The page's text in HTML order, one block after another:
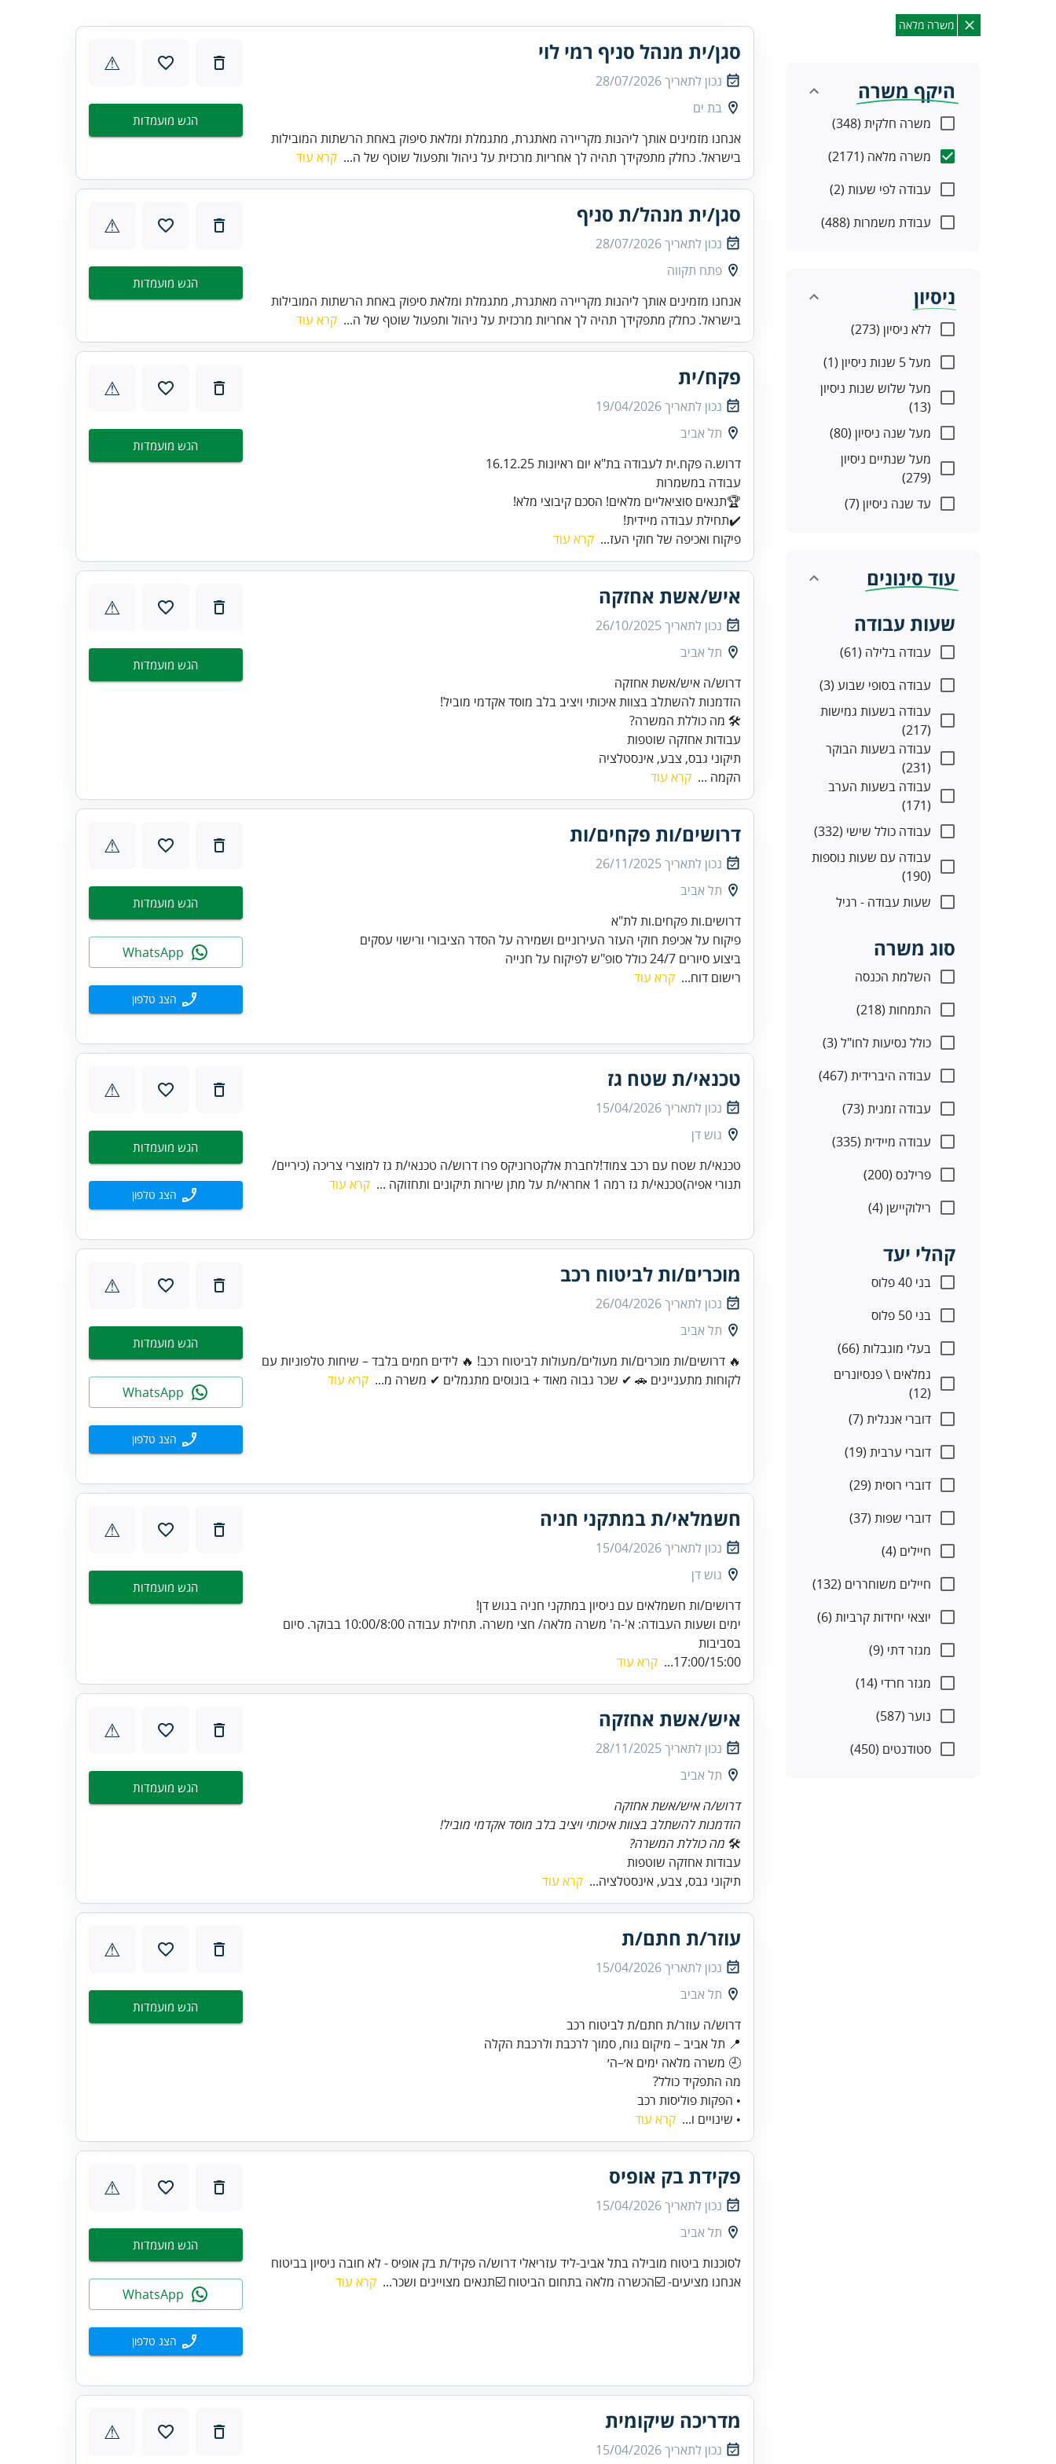
משרה מלאה
היקף משרה
משרה חלקית (348)
משרה מלאה (2171)
עבודה לפי שעות (2)
עבודת משמרות (488)
ניסיון
ללא ניסיון (273)
מעל 5 שנות ניסיון (1)
מעל שלוש שנות ניסיון
(13)
מעל שנה ניסיון (80)
מעל שנתיים ניסיון
(279)
עד שנה ניסיון (7)
עוד סינונים
שעות עבודה
עבודה בלילה (61)
עבודה בסופי שבוע (3)
עבודה בשעות גמישות
(217)
עבודה בשעות הבוקר
(231)
עבודה בשעות הערב
(171)
עבודה כולל שישי (332)
עבודה עם שעות נוספות
(190)
שעות עבודה - רגיל
סוג משרה
השלמת הכנסה
התמחות (218)
כולל נסיעות לחו"ל (3)
עבודה היברידית (467)
עבודה זמנית (73)
עבודה מיידית (335)
פרילנס (200)
רילוקיישן (4)
קהלי יעד
בני 40 פלוס
בני 50 פלוס
בעלי מוגבלות (66)
גמלאים \ פנסיונרים
(12)
דוברי אנגלית (7)
דוברי ערבית (19)
דוברי רוסית (29)
דוברי שפות (37)
חיילים (4)
חיילים משוחררים (132)
יוצאי יחידות קרביות (6)
מגזר דתי (9)
מגזר חרדי (14)
נוער (587)
סטודנטים (450)
סגן/ית מנהל סניף רמי לוי
נכון לתאריך28/07/2026
בת ים
אנחנו מזמינים אותך ליהנות מקריירה מאתגרת, מתגמלת ומלאת סיפוק באחת הרשתות המובילות
בישראל. כחלק מתפקידך תהיה לך אחריות מרכזית על ניהול ותפעול שוטף של ה... קרא עוד
⚠
הגש מועמדות
סגן/ית מנהל/ת סניף
נכון לתאריך28/07/2026
פתח תקווה
אנחנו מזמינים אותך ליהנות מקריירה מאתגרת, מתגמלת ומלאת סיפוק באחת הרשתות המובילות
בישראל. כחלק מתפקידך תהיה לך אחריות מרכזית על ניהול ותפעול שוטף של ה... קרא עוד
⚠
הגש מועמדות
פקח/ית
נכון לתאריך19/04/2026
תל אביב
✔️תחילת עבודה מיידית!
פיקוח ואכיפה של חוקי העז... קרא עוד
⚠
הגש מועמדות
איש/אשת אחזקה
נכון לתאריך26/10/2025
תל אביב
הזדמנות להשתלב בצוות איכותי ויציב בלב מוסד אקדמי מוביל!
תיקוני גבס, צבע, אינסטלציה
הקמה ... קרא עוד
⚠
הגש מועמדות
דרושים/ות פקחים/ות
נכון לתאריך26/11/2025
תל אביב
ביצוע סיורים 24/7 כולל סופ"ש לפיקוח על חנייה
רישום דוח... קרא עוד
⚠
הגש מועמדות
הצג טלפון
טכנאי/ת שטח גז
נכון לתאריך15/04/2026
גוש דן
טכנאי/ת שטח עם רכב צמוד!לחברת אלקטרוניקס פרו דרוש/ה טכנאי/ת גז למוצרי צריכה (כיריים/
תנורי אפיה)טכנאי/ת גז רמה 1 אחראי/ת על מתן שירות תיקונים ותחזוקה ...
קרא עוד
⚠
הגש מועמדות
הצג טלפון
מוכרים/ות לביטוח רכב
נכון לתאריך26/04/2026
תל אביב
🔥 דרושים/ות מוכרים/ות מעולים/מעולות לביטוח רכב! 🔥 לידים חמים בלבד – שיחות טלפוניות עם
לקוחות מתעניינים 🚗 ✔ שכר גבוה מאוד + בונוסים מתגמלים ✔ משרה מ... קרא עוד
⚠
הגש מועמדות
הצג טלפון
חשמלאי/ת במתקני חניה
נכון לתאריך15/04/2026
גוש דן
דרושים/ות חשמלאים עם ניסיון במתקני חניה בגוש דן!
ימים ושעות העבודה: א'-ה' משרה מלאה/ חצי משרה. תחילת עבודה 10:00/8:00 בבוקר. סיום
בסביבות
17:00/15:00...
קרא עוד
⚠
הגש מועמדות
איש/אשת אחזקה
נכון לתאריך28/11/2025
תל אביב
דרוש/ה איש/אשת אחזקה
הזדמנות להשתלב בצוות איכותי ויציב בלב מוסד אקדמי מוביל!
🛠 מה כוללת המשרה?
עבודות אחזקה שוטפות
תיקוני גבס, צבע, אינסטלציה... קרא עוד
⚠
הגש מועמדות
עוזר/ת חתם/ת
נכון לתאריך15/04/2026
תל אביב
• הפקות פוליסות רכב
• שינויים ו... קרא עוד
⚠
הגש מועמדות
פקידת בק אופיס
נכון לתאריך15/04/2026
תל אביב
לסוכנות ביטוח מובילה בתל אביב-ליד עזריאלי דרוש/ה פקיד/ת בק אופיס - לא חובה ניסיון בביטוח
אנחנו מציעים- ☑️הכשרה מלאה בתחום הביטוח ☑️תנאים מצויינים ושכר... קרא עוד
⚠
הגש מועמדות
הצג טלפון
מדריכה שיקומית
נכון לתאריך15/04/2026
⚠